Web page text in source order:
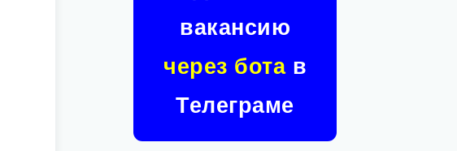
вакансию
через ботав
Телеграме